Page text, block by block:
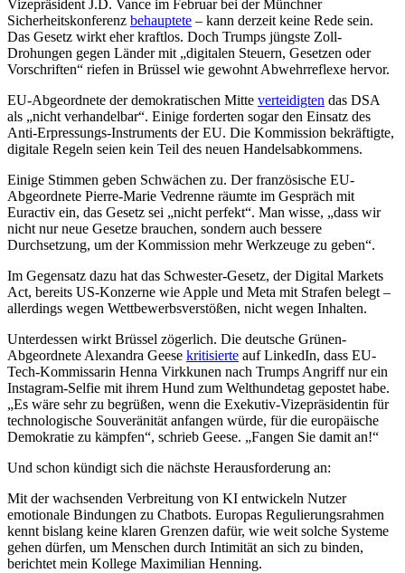
Vizepräsident J.D. Vance im Februar bei der Münchner
Sicherheitskonferenz behauptete – kann derzeit keine Rede sein.
Das Gesetz wirkt eher kraftlos. Doch Trumps jüngste Zoll-
Drohungen gegen Länder mit „digitalen Steuern, Gesetzen oder
Vorschriften“ riefen in Brüssel wie gewohnt Abwehrreflexe hervor.
EU-Abgeordnete der demokratischen Mitte verteidigten das DSA
als „nicht verhandelbar“. Einige forderten sogar den Einsatz des
Anti-Erpressungs-Instruments der EU. Die Kommission bekräftigte,
digitale Regeln seien kein Teil des neuen Handelsabkommens.
Einige Stimmen geben Schwächen zu. Der französische EU-
Abgeordnete Pierre-Marie Vedrenne räumte im Gespräch mit
Euractiv ein, das Gesetz sei „nicht perfekt“. Man wisse, „dass wir
nicht nur neue Gesetze brauchen, sondern auch bessere
Durchsetzung, um der Kommission mehr Werkzeuge zu geben“.
Im Gegensatz dazu hat das Schwester-Gesetz, der Digital Markets
Act, bereits US-Konzerne wie Apple und Meta mit Strafen belegt –
allerdings wegen Wettbewerbsverstößen, nicht wegen Inhalten.
Unterdessen wirkt Brüssel zögerlich. Die deutsche Grünen-
Abgeordnete Alexandra Geese kritisierte auf LinkedIn, dass EU-
Tech-Kommissarin Henna Virkkunen nach Trumps Angriff nur ein
Instagram-Selfie mit ihrem Hund zum Welthundetag gepostet habe.
„Es wäre sehr zu begrüßen, wenn die Exekutiv-Vizepräsidentin für
technologische Souveränität anfangen würde, für die europäische
Demokratie zu kämpfen“, schrieb Geese. „Fangen Sie damit an!“
Und schon kündigt sich die nächste Herausforderung an:
Mit der wachsenden Verbreitung von KI entwickeln Nutzer
emotionale Bindungen zu Chatbots. Europas Regulierungsrahmen
kennt bislang keine klaren Grenzen dafür, wie weit solche Systeme
gehen dürfen, um Menschen durch Intimität an sich zu binden,
berichtet mein Kollege Maximilian Henning.